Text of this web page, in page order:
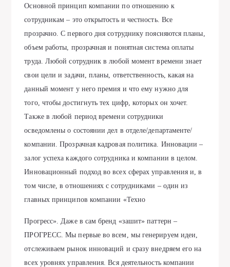
Основной принцип компании по отношению к
сотрудникам – это открытость и честность. Все
прозрачно. С первого дня сотруднику поясняются планы,
объем работы, прозрачная и понятная система оплаты
труда. Любой сотрудник в любой момент времени знает
свои цели и задачи, планы, ответственность, какая на
данный момент у него премия и что ему нужно для
того, чтобы достигнуть тех цифр, которых он хочет.
Также в любой период времени сотрудники
осведомлены о состоянии дел в отделе/департаменте/
компании. Прозрачная кадровая политика. Инновации –
залог успеха каждого сотрудника и компании в целом.
Инновационный подход во всех сферах управления и, в
том числе, в отношениях с сотрудниками – один из
главных принципов компании «Техно
Прогресс». Даже в сам бренд «зашит» паттерн –
ПРОГРЕСС. Мы первые во всем, мы генерируем идеи,
отслеживаем рынок инноваций и сразу внедряем его на
всех уровнях управления. Вся деятельность компании